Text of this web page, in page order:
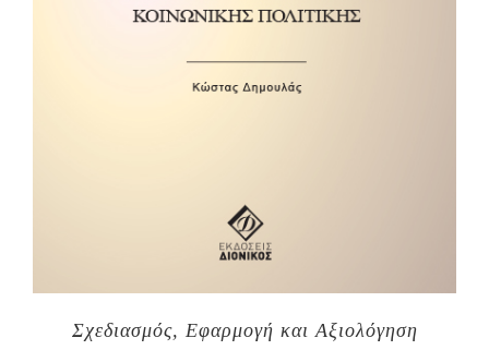
Σχεδιασμός, Εφαρμογή και Αξιολόγηση